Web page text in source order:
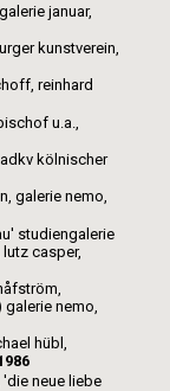
januar,
kunstverein,
reinhard
u.a.,
kölnischer
galerie nemo,
studiengalerie
casper,
nemo,
hübl,
neue liebe